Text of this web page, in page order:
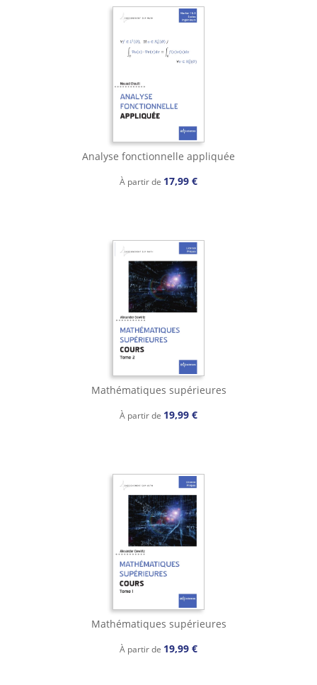
Analyse fonctionnelle appliquée
À partir de 17,99 €
Mathématiques supérieures
À partir de 19,99 €
Mathématiques supérieures
À partir de 19,99 €